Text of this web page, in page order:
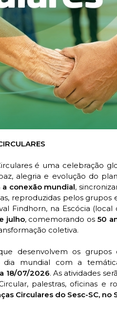
é uma celebração
alegria e evolução do
conexão mundial,
reproduzidas pelos grupos
Findhorn, na Escócia (local
julho, comemorando os 50
coletiva.
desenvolvem os grupos
dia mundial com a
18/07/2026. As atividades
palestras, oficinas e
Circulares do Sesc-SC, no